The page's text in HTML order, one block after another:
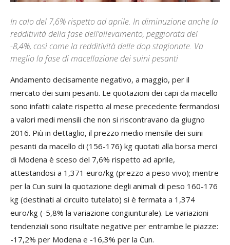
In calo del 7,6% rispetto ad aprile. In diminuzione anche la
redditività della fase dell’allevamento, peggiorata del
-8,4%, così come la redditività delle dop stagionate. Va
meglio la fase di macellazione dei suini pesanti
Andamento decisamente negativo, a maggio, per il
mercato dei suini pesanti. Le quotazioni dei capi da macello
sono infatti calate rispetto al mese precedente fermandosi
a valori medi mensili che non si riscontravano da giugno
2016. Più in dettaglio, il prezzo medio mensile dei suini
pesanti da macello di (156-176) kg quotati alla borsa merci
di Modena è sceso del 7,6% rispetto ad aprile,
attestandosi a 1,371 euro/kg (prezzo a peso vivo); mentre
per la Cun suini la quotazione degli animali di peso 160-176
kg (destinati al circuito tutelato) si è fermata a 1,374
euro/kg (-5,8% la variazione congiunturale). Le variazioni
tendenziali sono risultate negative per entrambe le piazze:
-17,2% per Modena e -16,3% per la Cun.